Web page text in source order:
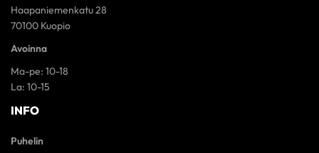
Haapaniemenkatu 28
70100 Kuopio
Avoinna
Ma-pe: 10-18
La: 10-15
INFO
Puhelin